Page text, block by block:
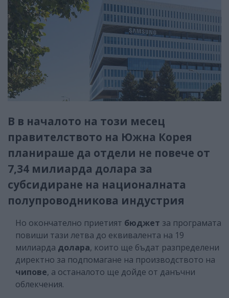
В в началото на този месец
правителството на Южна Корея
планираше да отдели не повече от
7,34 милиарда долара за
субсидиране на националната
полупроводникова индустрия
Но окончателно приетият бюджет за програмата
повиши тази летва до еквивалента на 19
милиарда долара, които ще бъдат разпределени
директно за подпомагане на производството на
чипове, а останалото ще дойде от данъчни
облекчения.